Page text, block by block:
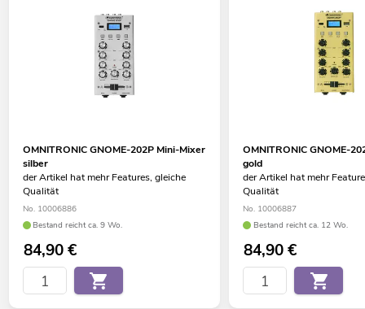
OMNITRONIC GNOME-202P Mini-Mixer
silber
der Artikel hat mehr Features, gleiche
Qualität
No. 10006886
Bestand reicht ca. 9 Wo.
84,90€
OMNITRONIC GNOME-
gold
der Artikel hat mehr
Qualität
No. 10006887
Bestand reicht ca. 12 Wo.
84,90€